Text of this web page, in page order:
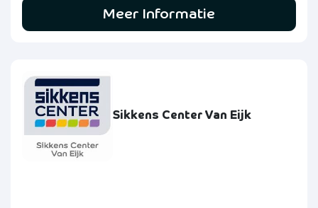
Meer Informatie
Sikkens Center Van Eijk